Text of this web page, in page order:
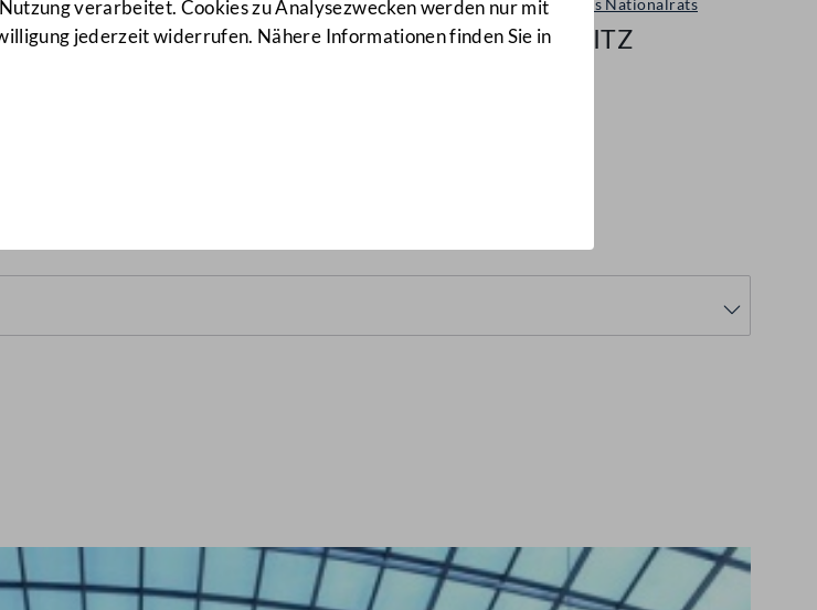
verarbeitet. Cookies zu Analysezwecken werden nur mit
jederzeit widerrufen. Nähere Informationen finden Sie in
Sitzungen des Nationalrats
59/NRSITZ
Mai 2004